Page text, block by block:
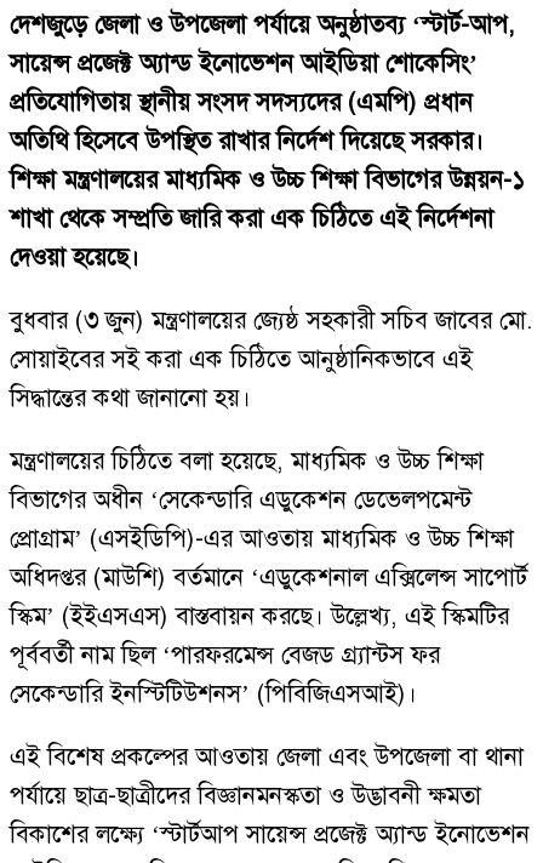
দেশজুড়ে জেলা ও উপজেলা পর্যায়ে অনুষ্ঠাতব্য ‘স্টার্ট-আপ,
সায়েন্স প্রজেক্ট অ্যান্ড ইনোভেশন আইডিয়া শোকেসিং’
প্রতিযোগিতায় স্থানীয় সংসদ সদস্যদের (এমপি) প্রধান
অতিথি হিসেবে উপস্থিত রাখার নির্দেশ দিয়েছে সরকার।
শিক্ষা মন্ত্রণালয়ের মাধ্যমিক ও উচ্চ শিক্ষা বিভাগের উন্নয়ন-১
শাখা থেকে সম্প্রতি জারি করা এক চিঠিতে এই নির্দেশনা
দেওয়া হয়েছে।
বুধবার (৩ জুন) মন্ত্রণালয়ের জ্যেষ্ঠ সহকারী সচিব জাবের মো.
সোয়াইবের সই করা এক চিঠিতে আনুষ্ঠানিকভাবে এই
সিদ্ধান্তের কথা জানানো হয়।
মন্ত্রণালয়ের চিঠিতে বলা হয়েছে, মাধ্যমিক ও উচ্চ শিক্ষা
বিভাগের অধীন ‘সেকেন্ডারি এডুকেশন ডেভেলপমেন্ট
প্রোগ্রাম’ (এসইডিপি)-এর আওতায় মাধ্যমিক ও উচ্চ শিক্ষা
অধিদপ্তর (মাউশি) বর্তমানে ‘এডুকেশনাল এক্সিলেন্স সাপোর্ট
স্কিম’ (ইইএসএস) বাস্তবায়ন করছে। উল্লেখ্য, এই স্কিমটির
পূর্ববর্তী নাম ছিল ‘পারফরমেন্স বেজড গ্র্যান্টস ফর
সেকেন্ডারি ইনস্টিটিউশনস’ (পিবিজিএসআই)।
এই বিশেষ প্রকল্পের আওতায় জেলা এবং উপজেলা বা থানা
পর্যায়ে ছাত্র-ছাত্রীদের বিজ্ঞানমনস্কতা ও উদ্ভাবনী ক্ষমতা
বিকাশের লক্ষ্যে ‘স্টার্টআপ সায়েন্স প্রজেক্ট অ্যান্ড ইনোভেশন